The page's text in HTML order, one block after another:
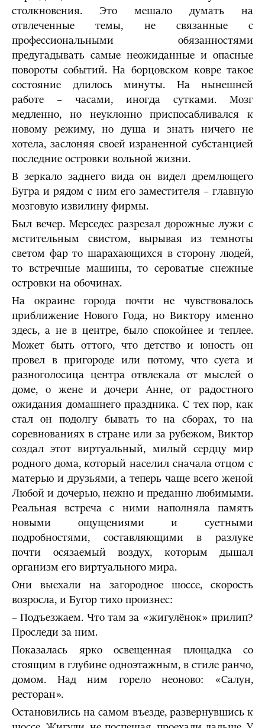
столкновения. Это мешало думать на
отвлеченные темы, не связанные с
профессиональными обязанностями
предугадывать са­мые неожиданные и опасные
повороты событий. На борцовском ковре такое
состояние длилось минуты. На нынешней
работе – часами, иногда сутками. Мозг
медленно, но неуклонно приспосабливался к
новому режиму, но душа и знать ничего не
хотела, заслоняя своей израненной субстанцией
последние островки вольной жизни.
В зеркало заднего вида он видел дремлющего
Бугра и рядом с ним его заместителя – главную
мозговую извилину фирмы.
Был вечер. Мерседес разрезал дорожные лужи с
мстительным свистом, вырывая из темноты
светом фар то шарахающихся в сторону людей,
то встречные машины, то сероватые снежные
островки на обочи­нах.
На окраине города почти не чувствовалось
приближение Нового Года, но Виктору именно
здесь, а не в центре, было спокойнее и теплее.
Может быть оттого, что детство и юность он
провел в пригороде или потому, что суета и
разноголосица центра отвлекала от мыслей о
доме, о жене и дочери Анне, от радостного
ожидания домашнего праздника. С тех пор, как
стал он подолгу бывать то на сборах, то на
соревнова­ниях в стране или за рубежом, Виктор
создал этот виртуальный, милый сердцу мир
родного дома, который населил сначала отцом с
матерью и друзьями, а теперь чаще всего женой
Любой и дочерью, нежно и пре­данно любимыми.
Реальная встреча с ними наполняла память
новыми ощущениями и суетными
подробностями, составляющими в разлуке
почти осязаемый воздух, которым дышал
организм его виртуального мира.
Они выехали на загородное шоссе, скорость
возросла, и Бугор тихо произнес:
– Подъезжаем. Что там за «жигулёнок» прилип?
Проследи за ним.
Показалась ярко освещенная площадка со
стоящим в глубине одно­этажным, в стиле ранчо,
домом. Над ним горело неоново: «Салун,
ресторан».
Остановились на самом въезде, развернувшись к